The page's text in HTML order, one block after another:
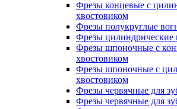
Фрезы концевые с
хвостовиком
Фрезы полукруглые
Фрезы цилиндрические
Фрезы шпоночные с
хвостовиком
Фрезы шпоночные с
хвостовиком
Фрезы червячные для
Фрезы червячные для